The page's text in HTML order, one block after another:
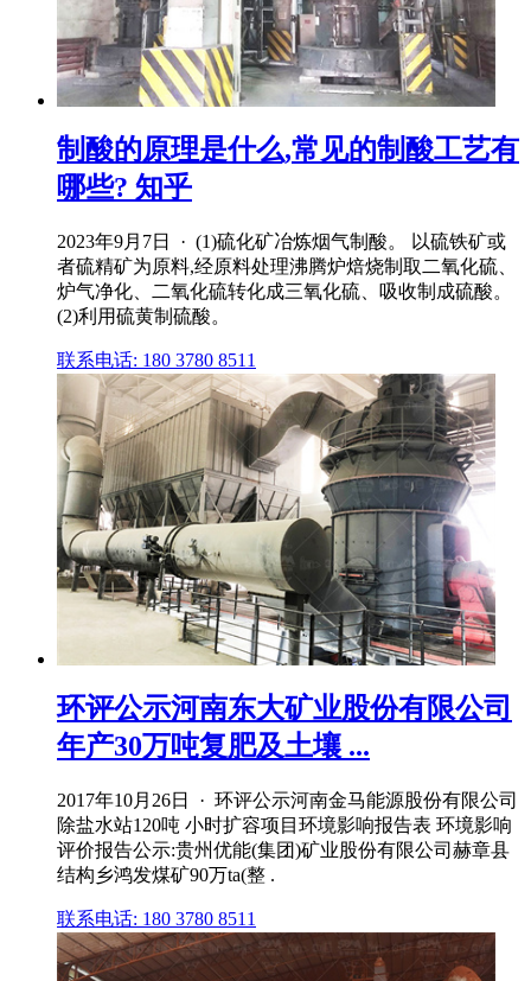
制酸的原理是什么,常见的制酸工艺有
哪些? 知乎
2023年9月7日 · (1)硫化矿冶炼烟气制酸。 以硫铁矿或
者硫精矿为原料,经原料处理沸腾炉焙烧制取二氧化硫、
炉气净化、二氧化硫转化成三氧化硫、吸收制成硫酸。
(2)利用硫黄制硫酸。
联系电话: 180 3780 8511
环评公示河南东大矿业股份有限公司
年产30万吨复肥及土壤 ...
2017年10月26日 · 环评公示河南金马能源股份有限公司
除盐水站120吨 小时扩容项目环境影响报告表 环境影响
评价报告公示:贵州优能(集团)矿业股份有限公司赫章县
结构乡鸿发煤矿90万ta(整 .
联系电话: 180 3780 8511